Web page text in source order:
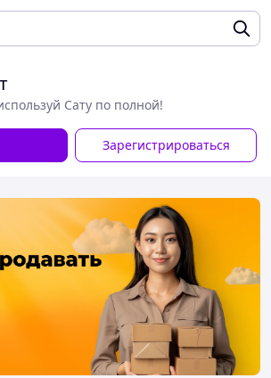
Сату по полной!
Зарегистрироваться